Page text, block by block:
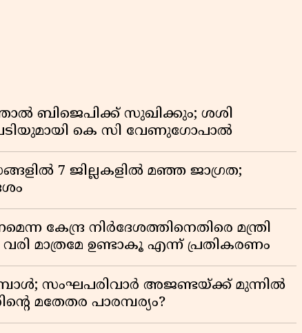
ബിജെപിക്ക് സുഖിക്കും; ശശി
കെ സി വേണുഗോപാൽ
7 ജില്ലകളിൽ മഞ്ഞ ജാഗ്രത;
കേന്ദ്ര നിർദേശത്തിനെതിരെ മന്ത്രി
മാത്രമേ ഉണ്ടാകൂ എന്ന് പ്രതികരണം
സംഘപരിവാർ അജണ്ടയ്ക്ക് മുന്നിൽ
മതേതര പാരമ്പര്യം?